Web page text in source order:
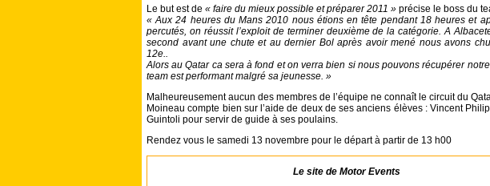
Le but est de « faire du mieux possible et préparer 2011 » précise le boss du
« Aux 24 heures du Mans 2010 nous étions en tête pendant 18 heures et
percutés, on réussit l’exploit de terminer deuxième de la catégorie. A
second avant une chute et au dernier Bol après avoir mené nous avons
12e..
Alors au Qatar ca sera à fond et on verra bien si nous pouvons récupérer
team est performant malgré sa jeunesse. »
Malheureusement aucun des membres de l’équipe ne connaît le circuit du
Moineau compte bien sur l’aide de deux de ses anciens élèves : Vincent
Guintoli pour servir de guide à ses poulains.
Rendez vous le samedi 13 novembre pour le départ à partir de 13 h00
Le site de Motor Events